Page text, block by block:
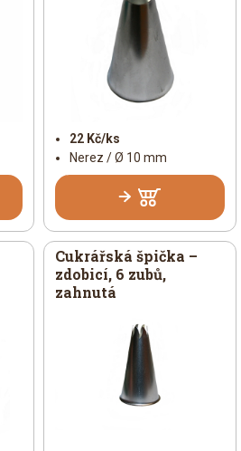
22 Kč/ks
Nerez / Ø 10 mm
Cukrářská špička –
zdobicí, 6 zubů,
zahnutá